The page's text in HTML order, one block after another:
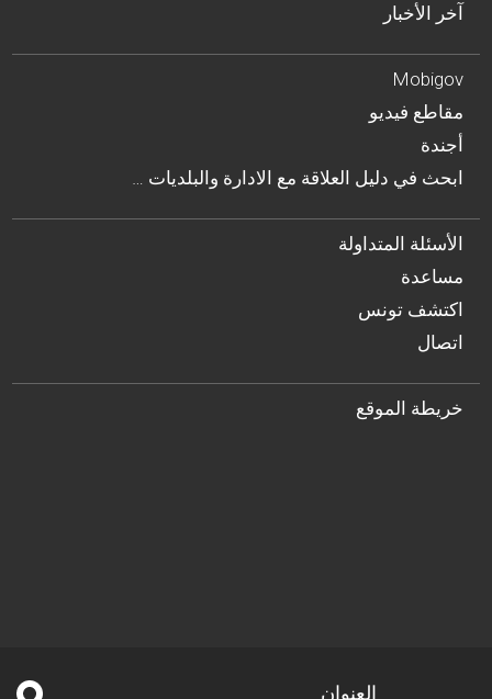
آخر الأخبار
Mobigov
مقاطع فيديو
أجندة
… ابحث في دليل العلاقة مع الادارة والبلديات
الأسئلة المتداولة
مساعدة
اكتشف تونس
اتصال
خريطة الموقع
العنوان